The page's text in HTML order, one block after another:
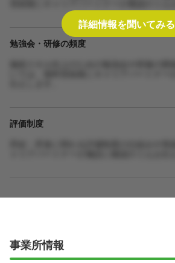
勉強会・研修の頻度
評価制度
詳細情報を聞いてみる
事業所情報